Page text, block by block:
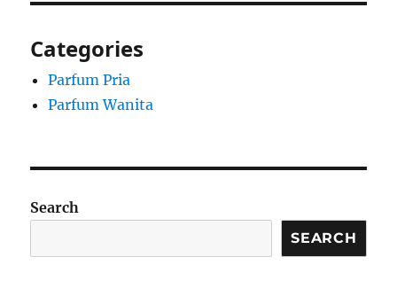
Categories
Parfum Pria
Parfum Wanita
Search
SEARCH